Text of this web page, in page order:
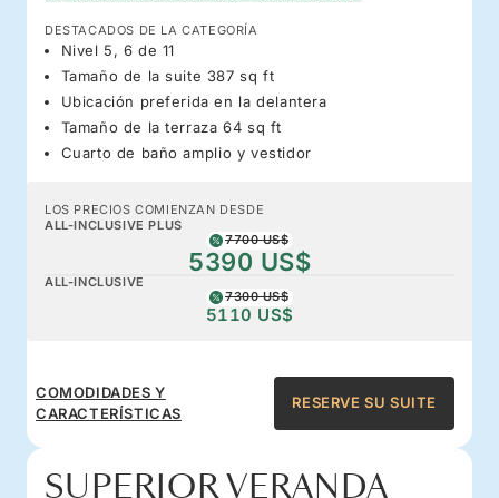
DESTACADOS DE LA CATEGORÍA
Nivel 5, 6 de 11
Tamaño de la suite 387 sq ft
Ubicación preferida en la delantera
Tamaño de la terraza 64 sq ft
Cuarto de baño amplio y vestidor
LOS PRECIOS COMIENZAN DESDE
ALL-INCLUSIVE PLUS
7700 US$
5390 US$
ALL-INCLUSIVE
7300 US$
5110 US$
COMODIDADES Y
CARACTERÍSTICAS
RESERVE SU SUITE
SUPERIOR VERANDA